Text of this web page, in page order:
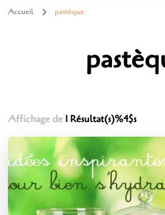
Accueil pastèque
Affichage de 1 Résultat(s)%4$s